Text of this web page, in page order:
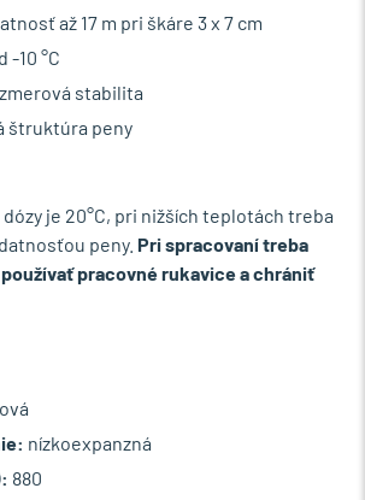
až 17 m pri škáre 3 x 7 cm
-10 °C
stabilita
štruktúra peny
je 20°C, pri nižších teplotách treba
peny. Pri spracovaní treba
pracovné rukavice a chrániť
nízkoexpanzná
880